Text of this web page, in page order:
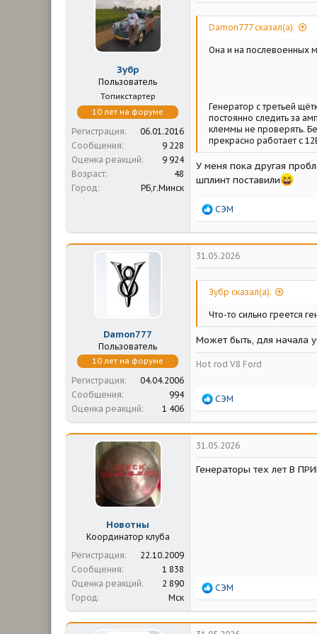
а
л
а
Зубр
Пользователь
Топикстартер
10 лет на форуме
Регистрация
06.01.2016
Сообщения
9 228
Оценка реакций
9 924
Возраст
48
Город
РБ,г.Минск
Damon777 сказал(а):
Она и на послевоенных
Генератор с третьей
постоянно следить за
клеммы не проверять.
прекрасно работает с
У меня пока другая
шплинт поставили
Р
а
к
ц
СЭМ
Damon777
Пользователь
10 лет на форуме
Регистрация
04.04.2006
Сообщения
994
Оценка реакций
1 406
31.05.2026
Зубр сказал(а):
Что-то сильно греется
Может быть, для начала
Hot rod V8 Ford
Р
а
к
ц
и
и
СЭМ
Новотны
Координатор клуба
Регистрация
22.10.2009
Сообщения
1 838
Оценка реакций
2 890
Город
Мск
31.05.2026
Генераторы тех лет В
Р
а
к
СЭМ